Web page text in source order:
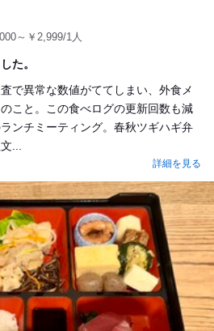
～￥2,999/1人
た。
で異常な数値がててしまい、外食メ
こと。この食べログの更新回数も減
ンチミーティング。春秋ツギハギ弁
...
詳細を見る